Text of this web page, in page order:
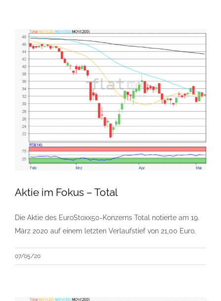
Aktie im Fokus – Total
Die Aktie des EuroStoxx50-Konzerns Total notierte am 19.
März 2020 auf einem letzten Verlaufstief von 21,00 Euro.
07/05/20